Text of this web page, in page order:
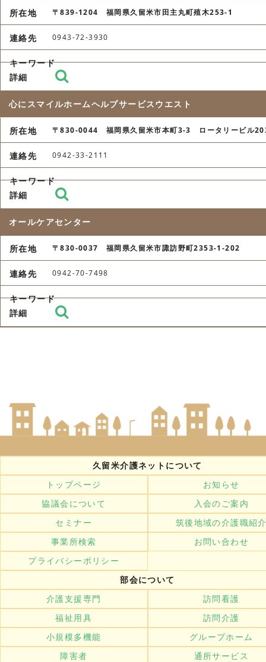
〒839-1204 福岡県久留米市田主丸町殖木253-1
0943-72-3930
心にスマイルホームヘルプサービスウエスト
〒830-0044 福岡県久留米市本町3-3 ロータリービル
0942-33-2111
オールケアセンター
〒830-0037 福岡県久留米市諏訪野町2353-1-202
0942-70-7498
久留米介護ネットについて
トップページ
お知らせ
協議会について
入会のご案内
セミナー
筑後地域の介護職紹
事業所検索
お問い合わせ
プライバシーポリシー
部会について
介護支援専門
訪問看護
福祉用具
訪問介護
小規模多機能
グループホーム
障害者
通所サービス